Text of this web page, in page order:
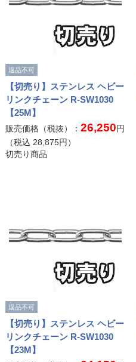
返品不可
【切売り】ステンレス ヘビー
リンクチェーン R-SW1030
【25M】
販売価格（税抜）： 26,250円
（税込 28,875円）
切売り商品
返品不可
【切売り】ステンレス ヘビー
リンクチェーン R-SW1030
【23M】